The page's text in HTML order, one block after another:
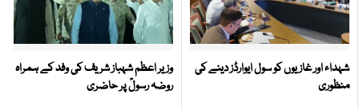
شہداء اور غازیوں کو سول ایوارڈز دینے کی
منظوری
وزیر اعظم شہباز شریف کی وفد کے ہمراہ
روضہ رسولؐ پر حاضری